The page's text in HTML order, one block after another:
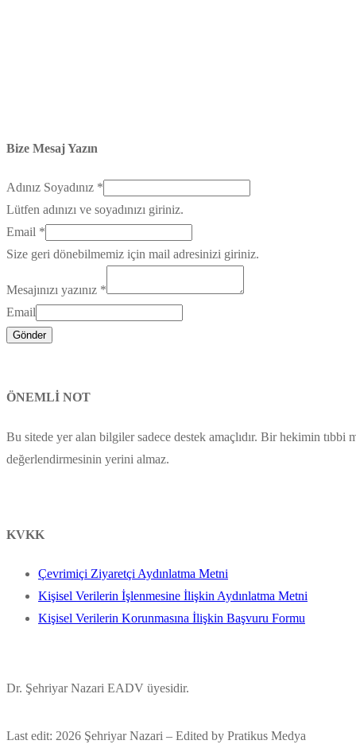
Bize Mesaj Yazın
Adınız Soyadınız *
Lütfen adınızı ve soyadınızı giriniz.
Email *
Size geri dönebilmemiz için mail adresinizi giriniz.
Mesajınızı yazınız *
Email
Gönder
ÖNEMLİ NOT
Bu sitede yer alan bilgiler sadece destek amaçlıdır. Bir hekimin tıbbi
değerlendirmesinin yerini almaz.
KVKK
Çevrimiçi Ziyaretçi Aydınlatma Metni
Kişisel Verilerin İşlenmesine İlişkin Aydınlatma Metni
Kişisel Verilerin Korunmasına İlişkin Başvuru Formu
Dr. Şehriyar Nazari EADV üyesidir.
Last edit: 2026 Şehriyar Nazari – Edited by Pratikus Medya